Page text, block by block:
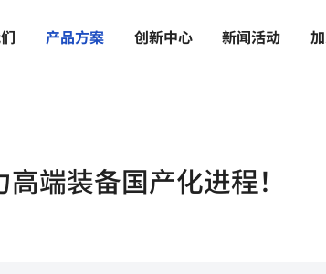
们 产品方案 创新中心 新闻活动 加
端装备国产化进程！